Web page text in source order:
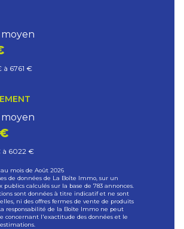
moyen
à 6761 €
moyen
à 6022 €
mois de Août 2026
de données de La Boîte Immo, sur un
publics calculés sur la base de 783 annonces.
sont données à titre indicatif et ne sont
ni des offres fermes de vente de produits
responsabilité de la Boîte Immo ne peut
concernant l'exactitude des données et le